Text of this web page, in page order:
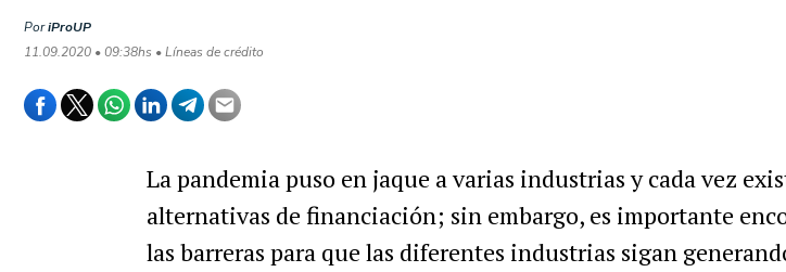
PoriProUP
11.09.2020 • 09:38hs • Líneas de crédito
La pandemia puso en jaque a varias industrias y cada vez
alternativas de financiación; sin embargo, es importante
las barreras para que las diferentes industrias sigan